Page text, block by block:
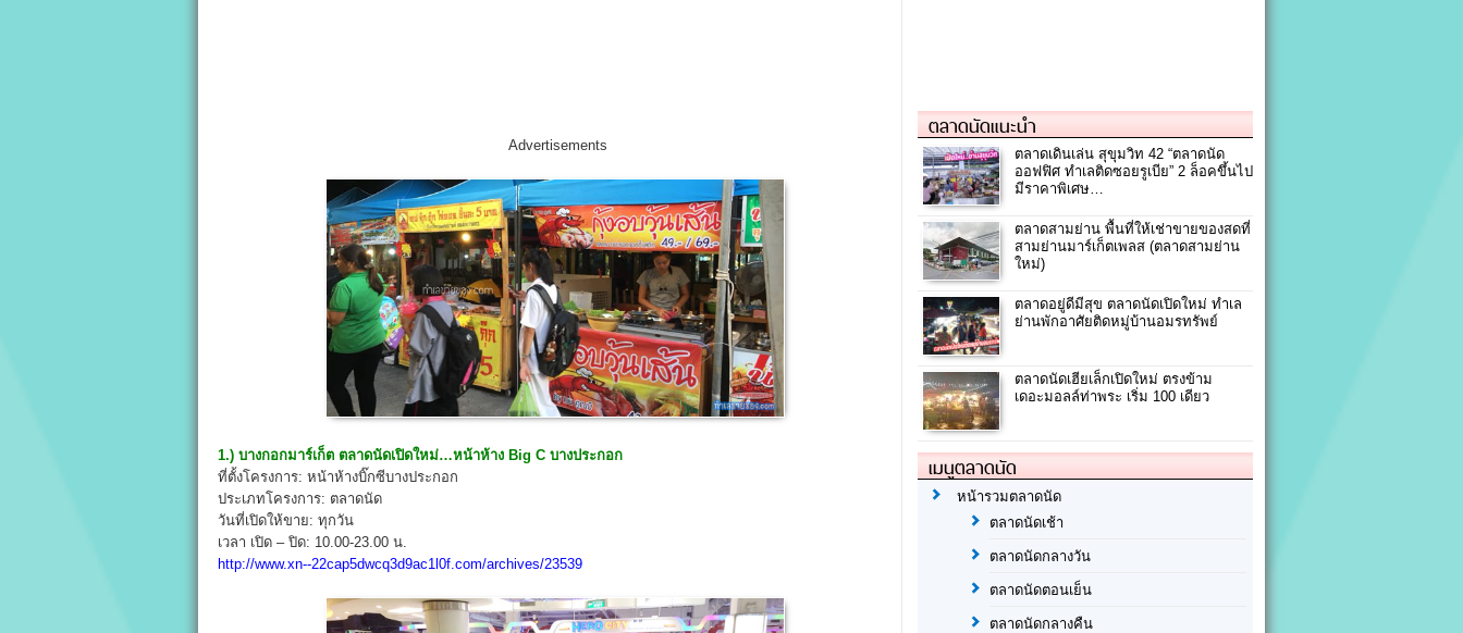
Advertisements
1.) บางกอกมาร์เก็ต ตลาดนัดเปิดใหม่…หน้าห้าง Big C บางประกอก
ที่ตั้งโครงการ: หน้าห้างบิ๊กซีบางประกอก
ประเภทโครงการ: ตลาดนัด
วันที่เปิดให้ขาย: ทุกวัน
เวลา เปิด – ปิด: 10.00-23.00 น.
http://www.xn--22cap5dwcq3d9ac1l0f.com/archives/23539
ตลาดนัดแนะนำ
ตลาดเดินเล่น สุขุมวิท 42 “ตลาดนัด
ออฟฟิศ ทำเลติดซอยรูเบีย” 2 ล็อคขึ้นไป
มีราคาพิเศษ…
ตลาดสามย่าน พื้นที่ให้เช่าขายของสดที่
สามย่านมาร์เก็ตเพลส (ตลาดสามย่าน
ใหม่)
ตลาดอยู่ดีมีสุข ตลาดนัดเปิดใหม่ ทำเล
ย่านพักอาศัยติดหมู่บ้านอมรทรัพย์
ตลาดนัดเฮียเล็กเปิดใหม่ ตรงข้าม
เดอะมอลล์ท่าพระ เริ่ม 100 เดียว
เมนูตลาดนัด
หน้ารวมตลาดนัด
ตลาดนัดเช้า
ตลาดนัดกลางวัน
ตลาดนัดตอนเย็น
ตลาดนัดกลางคืน